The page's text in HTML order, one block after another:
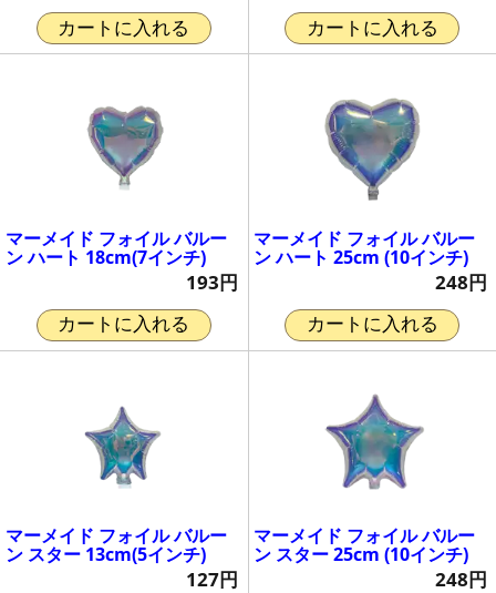
カートに入れる カートに入れる
マーメイド フォイル バルー
ン ハート 18cm(7インチ)
193円
カートに入れる
マーメイド フォイル バルー
ン ハート 25cm (10インチ)
248円
カートに入れる
マーメイド フォイル バルー
ン スター 13cm(5インチ)
127円
マーメイド フォイル バルー
ン スター 25cm (10インチ)
248円